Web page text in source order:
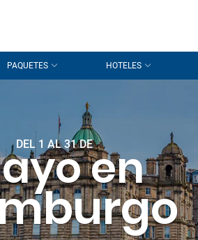
PAQUETES HOTELES
DEL 1 AL 31 DEen